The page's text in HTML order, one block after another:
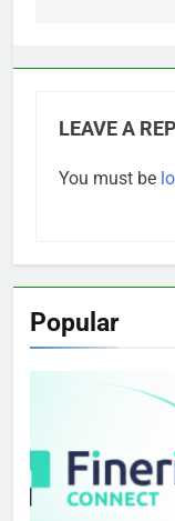
LEAVE A
You must be
Popular